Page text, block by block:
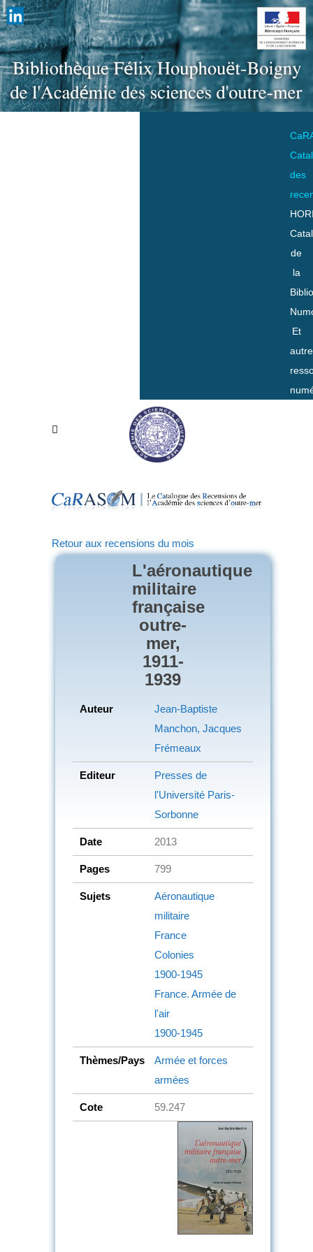
des
de
la
Et
Retour aux recensions du mois
L'aéronautique
militaire
française
outre-
mer,
1911-
1939
Auteur
Jean-Baptiste
Manchon, Jacques
Frémeaux
Editeur
Presses de
l'Université Paris-
Sorbonne
Date 2013
Pages 799
Sujets
Aéronautique
militaire
France
Colonies
1900-1945
France. Armée de
l'air
1900-1945
Thèmes/Pays
Armée et forces
armées
Cote 59.247